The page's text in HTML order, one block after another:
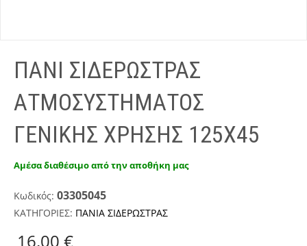
ΠΑΝΙ ΣΙΔΕΡΩΣΤΡΑΣ
ΑΤΜΟΣΥΣΤΗΜΑΤΟΣ
ΓΕΝΙΚΗΣ ΧΡΗΣΗΣ 125X45
Αμέσα διαθέσιμο από την αποθήκη μας
Κωδικός: 03305045
ΚΑΤΗΓΟΡΙΕΣ: ΠΑΝΙΑ ΣΙΔΕΡΩΣΤΡΑΣ
16.00 €